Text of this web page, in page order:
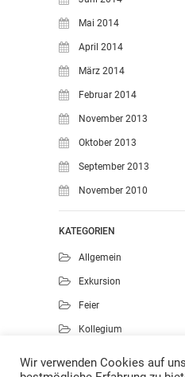
Mai 2014
April 2014
März 2014
Februar 2014
November 2013
Oktober 2013
September 2013
November 2010
KATEGORIEN
Allgemein
Exkursion
Feier
Kollegium
Wir verwenden Cookies auf